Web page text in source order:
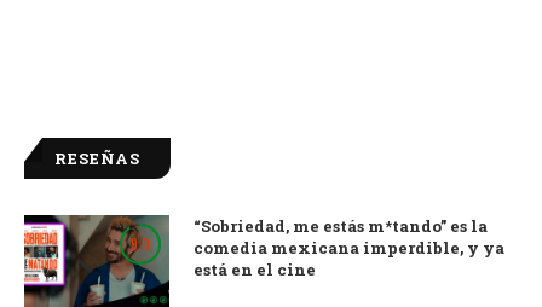
RESEÑAS
9.0
“Sobriedad, me estás m*tando” es la
comedia mexicana imperdible, y ya
está en el cine